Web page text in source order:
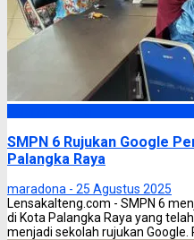
SMPN 6 Rujukan Google
Palangka Raya
maradona - 25 Agustus 2025
Lensakalteng.com - SMPN 6
di Kota Palangka Raya yang
menjadi sekolah rujukan Google.